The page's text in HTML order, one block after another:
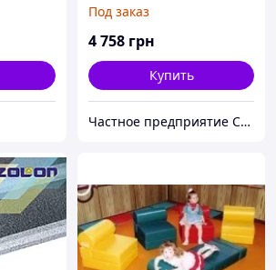
Под заказ
4 758 грн
Купить
Частное предприятие София Мед